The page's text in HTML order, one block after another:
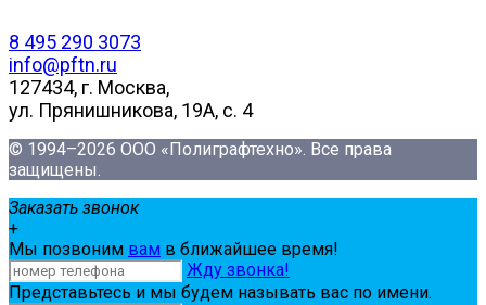
8 495 290 3073
info@pftn.ru
127434, г. Москва,
ул. Прянишникова, 19А, c. 4
© 1994–2026 ООО «Полиграфтехно». Все права
защищены.
Заказать звонок
+
Мы позвоним вам в ближайшее время!
Жду звонка!
Представьтесь и мы будем называть вас по имени.